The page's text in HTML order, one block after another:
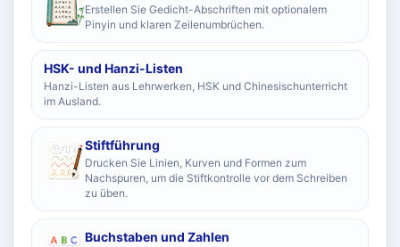
Erstellen Sie Gedicht-Abschriften mit optionalem
Pinyin und klaren Zeilenumbrüchen.
HSK- und Hanzi-Listen
Hanzi-Listen aus Lehrwerken, HSK und Chinesischunterricht
im Ausland.
Stiftführung
Drucken Sie Linien, Kurven und Formen zum
Nachspuren, um die Stiftkontrolle vor dem Schreiben
zu üben.
Buchstaben und Zahlen